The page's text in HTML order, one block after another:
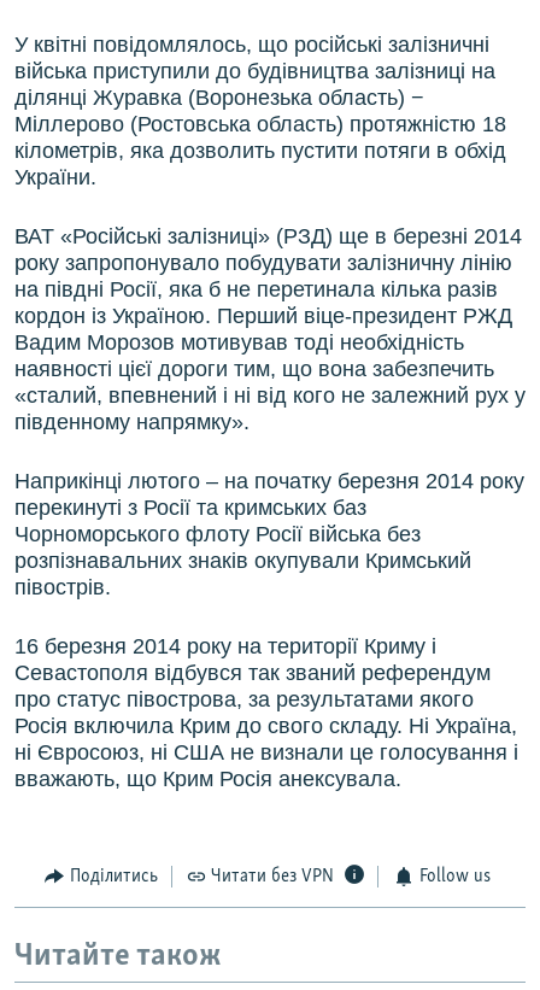
У квітні повідомлялось, що російські залізничні
війська приступили до будівництва залізниці на
ділянці Журавка (Воронезька область) −
Міллерово (Ростовська область) протяжністю 18
кілометрів, яка дозволить пустити потяги в обхід
України.
ВАТ «Російські залізниці» (РЗД) ще в березні 2014
року запропонувало побудувати залізничну лінію
на півдні Росії, яка б не перетинала кілька разів
кордон із Україною. Перший віце-президент РЖД
Вадим Морозов мотивував тоді необхідність
наявності цієї дороги тим, що вона забезпечить
«сталий, впевнений і ні від кого не залежний рух у
південному напрямку».
Наприкінці лютого – на початку березня 2014 року
перекинуті з Росії та кримських баз
Чорноморського флоту Росії війська без
розпізнавальних знаків окупували Кримський
півострів.
16 березня 2014 року на території Криму і
Севастополя відбувся так званий референдум
про статус півострова, за результатами якого
Росія включила Крим до свого складу. Ні Україна,
ні Євросоюз, ні США не визнали це голосування і
вважають, що Крим Росія анексувала.
Поділитись Читати без VPN Follow us
Читайте також